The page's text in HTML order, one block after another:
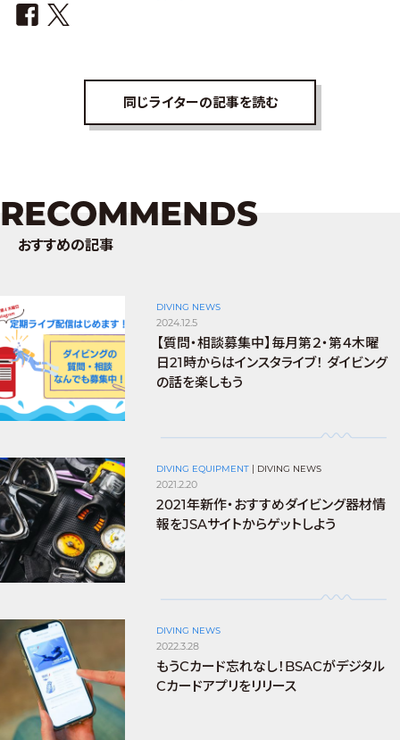
同じライターの記事を読む
RECOMMENDS
おすすめの記事
DIVING NEWS
2024.12.5
【質問・相談募集中】毎月第２・第４木曜
日21時からはインスタライブ！ ダイビング
の話を楽しもう
DIVING EQUIPMENT | DIVING NEWS
2021.2.20
2021年新作・おすすめダイビング器材情
報をJSAサイトからゲットしよう
DIVING NEWS
2022.3.28
もうCカード忘れなし！BSACがデジタル
Cカードアプリをリリース